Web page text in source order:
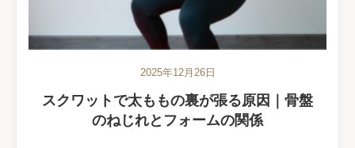
2025年12月26日
スクワットで太ももの裏が張る原因｜骨盤
のねじれとフォームの関係